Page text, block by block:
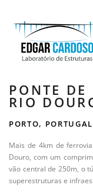
PONTE DE
RIO
PORTO, PORTUGAL
Mais de 4km de
Douro, com um
vão central de 250m, o
superestruturas e